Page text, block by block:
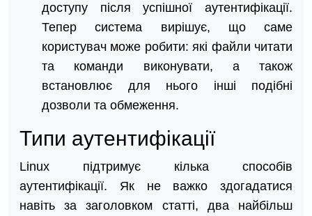
доступу після успішної аутентифікації.
Тепер система вирішує, що саме
користувач може робити: які файли читати
та команди виконувати, а також
встановлює для нього інші подібні
дозволи та обмеження.
Типи аутентифікації
Linux підтримує кілька способів
аутентифікації. Як не важко здогадатися
навіть за заголовком статті, два найбільш